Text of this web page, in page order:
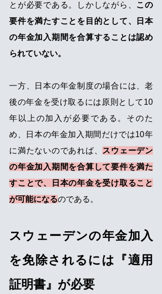
とが必要である。しかしながら、
この
要件を満たすことを目的として、日本
の年金加入期間を合算することは認め
られていない。
一方、日本の年金制度の場合には、老
後の年金を受け取るには原則として10
年以上の加入が必要である。そのた
め、日本の年金加入期間だけでは10年
に満たないのであれば、 スウェーデン
の年金加入期間を合算して要件を満た
すことで、日本の年金を受け取ること
が可能になるのである。
スウェーデンの年金加入
を免除されるには『適用
証明書』が必要